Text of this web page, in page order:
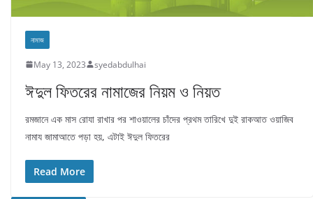
নামাজ
May 13, 2023 syedabdulhai
ঈদুল ফিতরের নামাজের নিয়ম ও নিয়ত
রমজানে এক মাস রোযা রাখার পর শাওয়ালের চাঁদের প্রথম তারিখে দুই রাকআত ওয়াজিব
নামায জামাআতে পড়া হয়, এটাই ঈদুল ফিতরের
Read More